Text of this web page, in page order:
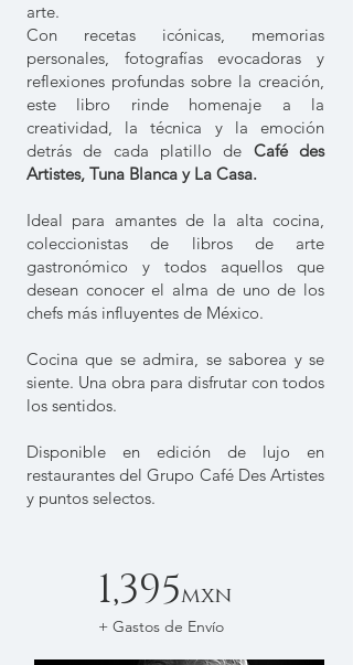
arte.
Con recetas icónicas, memorias
personales, fotografías evocadoras y
reflexiones profundas sobre la creación,
este libro rinde homenaje a la
creatividad, la técnica y la emoción
detrás de cada platillo de Café des
Artistes, Tuna Blanca y La Casa.
Ideal para amantes de la alta cocina,
coleccionistas de libros de arte
gastronómico y todos aquellos que
desean conocer el alma de uno de los
chefs más influyentes de México.
Cocina que se admira, se saborea y se
siente. Una obra para disfrutar con todos
los sentidos.
Disponible en edición de lujo en
restaurantes del Grupo Café Des Artistes
y puntos selectos.
1,395mxn
+ Gastos de Envío